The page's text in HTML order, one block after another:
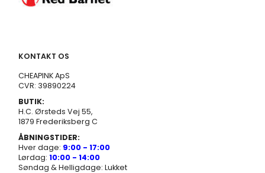
KONTAKT OS
CHEAPINK ApS
CVR: 39890224
BUTIK:
H.C. Ørsteds Vej 55,
1879 Frederiksberg C
ÅBNINGSTIDER:
Hver dage: 9:00 - 17:00
Lørdag: 10:00 - 14:00
Søndag & Helligdage: Lukket